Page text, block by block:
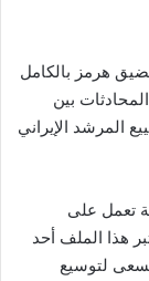
هرمز بالكامل
بين
المرشد الإيراني
تعمل على
هذا الملف أحد
لتوسيع